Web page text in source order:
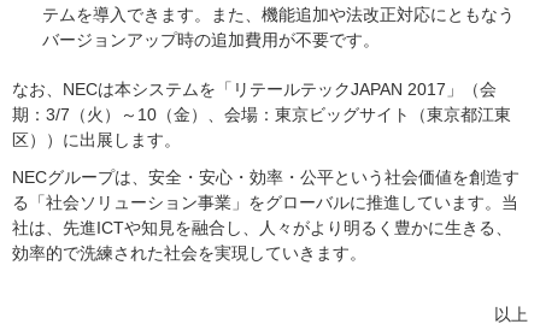
テムを導入できます。また、機能追加や法改正対応にともなう
バージョンアップ時の追加費用が不要です。
なお、NECは本システムを「リテールテックJAPAN 2017」（会
期：3/7（火）～10（金）、会場：東京ビッグサイト（東京都江東
区））に出展します。
NECグループは、安全・安心・効率・公平という社会価値を創造す
る「社会ソリューション事業」をグローバルに推進しています。当
社は、先進ICTや知見を融合し、人々がより明るく豊かに生きる、
効率的で洗練された社会を実現していきます。
以上